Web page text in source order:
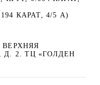
КАРАТ, 4/5 А)
2. ТЦ «ГОЛДЕН